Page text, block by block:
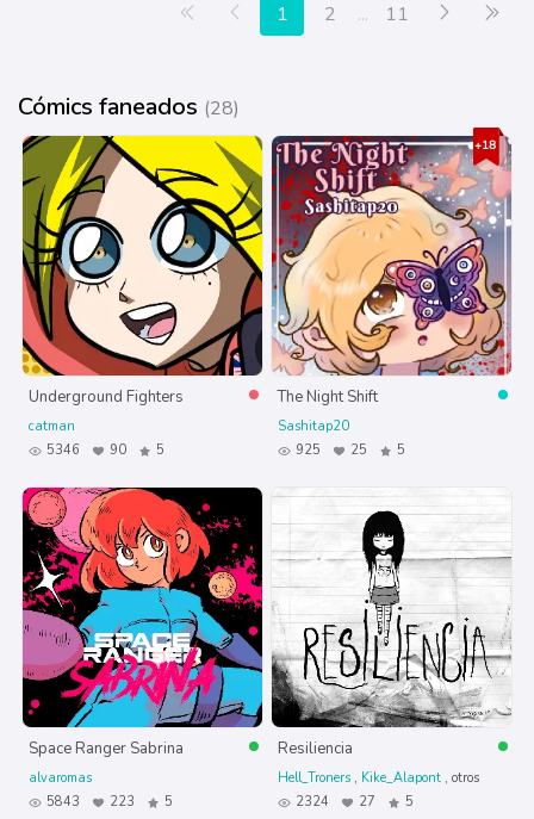
Primera página
Anterior
1 2 ... 11 Siguiente
Cómics faneados (28)
Underground Fighters
catman
5346
90 5
The Night Shift
Sashitap20
925
25 5
Space Ranger Sabrina
alvaromas
5843
223 5
Resiliencia
Hell_Troners Kike_Alapont otros
2324
27 5